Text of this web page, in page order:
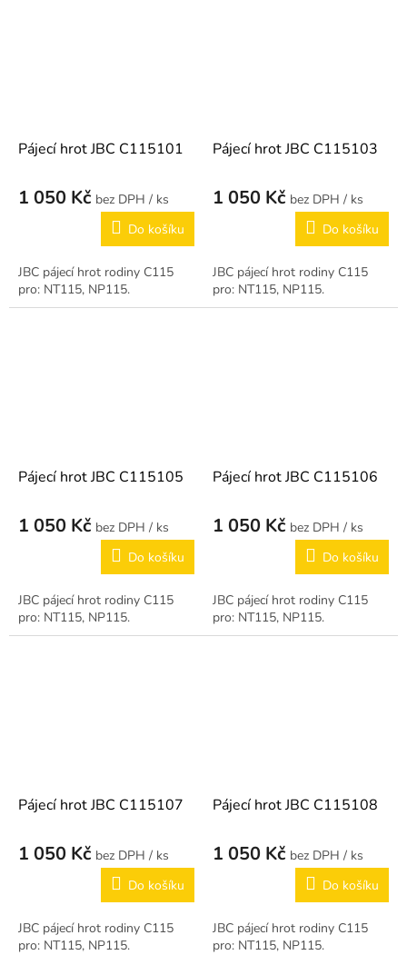
Pájecí hrot JBC C115101
1 050 Kč
/ ks
Do košíku
JBC pájecí hrot rodiny C115
pro: NT115, NP115.
Pájecí hrot JBC C115103
1 050 Kč
/ ks
Do košíku
JBC pájecí hrot rodiny C115
pro: NT115, NP115.
Pájecí hrot JBC C115105
1 050 Kč
/ ks
Do košíku
JBC pájecí hrot rodiny C115
pro: NT115, NP115.
Pájecí hrot JBC C115106
1 050 Kč
/ ks
Do košíku
JBC pájecí hrot rodiny C115
pro: NT115, NP115.
Pájecí hrot JBC C115107
1 050 Kč
/ ks
Do košíku
JBC pájecí hrot rodiny C115
pro: NT115, NP115.
Pájecí hrot JBC C115108
1 050 Kč
/ ks
Do košíku
JBC pájecí hrot rodiny C115
pro: NT115, NP115.